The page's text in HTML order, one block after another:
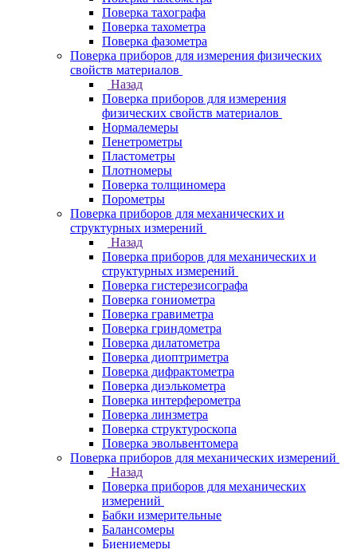
Поверка тахографа
Поверка тахометра
Поверка фазометра
Поверка приборов для измерения физических
свойств материалов
Назад
Поверка приборов для измерения
физических свойств материалов
Нормалемеры
Пенетрометры
Пластометры
Плотномеры
Поверка толщиномера
Порометры
Поверка приборов для механических и
структурных измерений
Назад
Поверка приборов для механических и
структурных измерений
Поверка гистерезисографа
Поверка гониометра
Поверка гравиметра
Поверка гриндометра
Поверка дилатометра
Поверка диоптриметра
Поверка дифрактометра
Поверка диэлькометра
Поверка интерферометра
Поверка линзметра
Поверка структуроскопа
Поверка эвольвентомера
Поверка приборов для механических измерений
Назад
Поверка приборов для механических
измерений
Бабки измерительные
Балансомеры
Биениемеры